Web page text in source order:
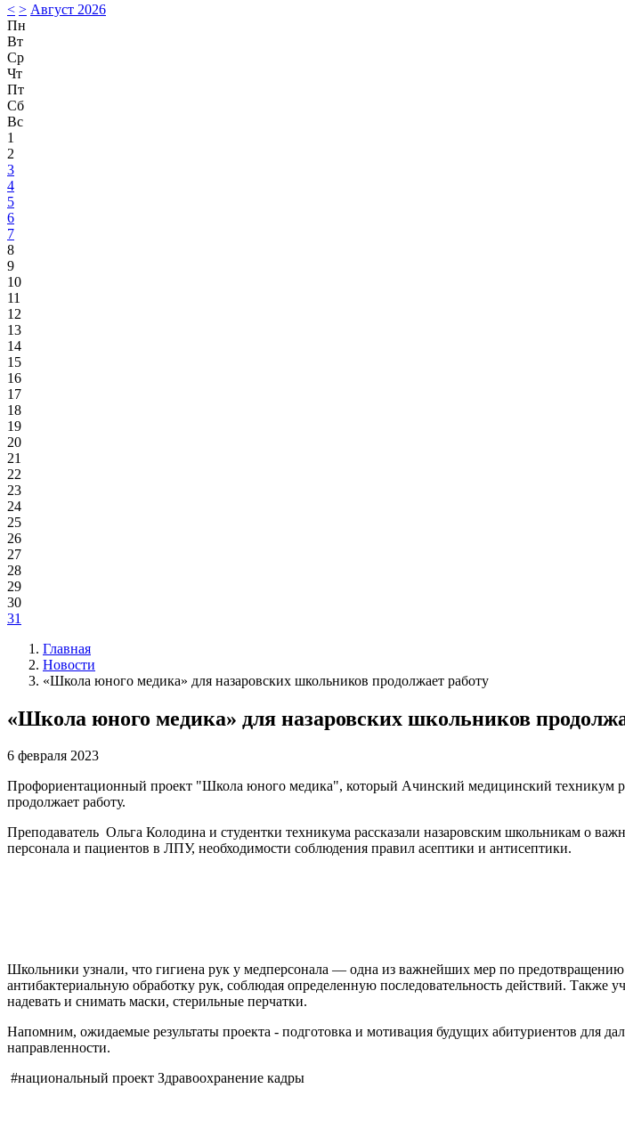
< > Август 2026
Пн
Вт
Ср
Чт
Пт
Сб
Вс
1
2
3
4
5
6
7
8
9
10
11
12
13
14
15
16
17
18
19
20
21
22
23
24
25
26
27
28
29
30
31
Главная
Новости
«Школа юного медика» для назаровских школьников продолжает работу
«Школа юного медика» для назаровских школьников
6 февраля 2023
Профориентационный проект "Школа юного медика", который Ачинский медицинский техникум
продолжает работу.
Преподаватель Ольга Колодина и студентки техникума рассказали назаровским школьникам о
персонала и пациентов в ЛПУ, необходимости соблюдения правил асептики и антисептики.
Школьники узнали, что гигиена рук у медперсонала — одна из важнейших мер по
антибактериальную обработку рук, соблюдая определенную последовательность действий. Также
надевать и снимать маски, стерильные перчатки.
Напомним, ожидаемые результаты проекта - подготовка и мотивация будущих абитуриентов для
направленности.
#национальный проект Здравоохранение кадры